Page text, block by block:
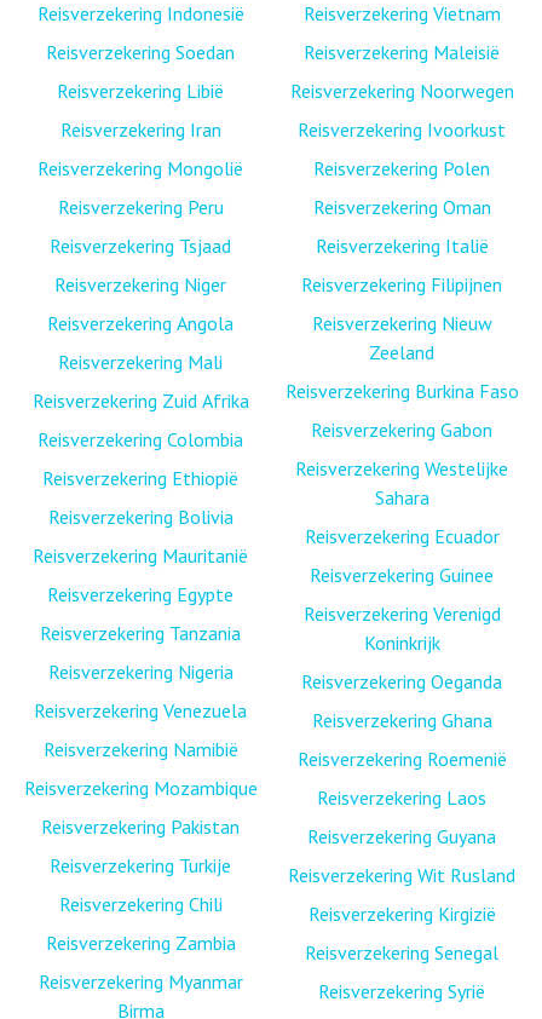
Reisverzekering Indonesië
Reisverzekering Soedan
Reisverzekering Libië
Reisverzekering Iran
Reisverzekering Mongolië
Reisverzekering Peru
Reisverzekering Tsjaad
Reisverzekering Niger
Reisverzekering Angola
Reisverzekering Mali
Reisverzekering Zuid Afrika
Reisverzekering Colombia
Reisverzekering Ethiopië
Reisverzekering Bolivia
Reisverzekering Mauritanië
Reisverzekering Egypte
Reisverzekering Tanzania
Reisverzekering Nigeria
Reisverzekering Venezuela
Reisverzekering Namibië
Reisverzekering Mozambique
Reisverzekering Pakistan
Reisverzekering Turkije
Reisverzekering Chili
Reisverzekering Zambia
Reisverzekering Myanmar
Birma
Reisverzekering Vietnam
Reisverzekering Maleisië
Reisverzekering Noorwegen
Reisverzekering Ivoorkust
Reisverzekering Polen
Reisverzekering Oman
Reisverzekering Italië
Reisverzekering Filipijnen
Reisverzekering Nieuw
Zeeland
Reisverzekering Burkina Faso
Reisverzekering Gabon
Reisverzekering Westelijke
Sahara
Reisverzekering Ecuador
Reisverzekering Guinee
Reisverzekering Verenigd
Koninkrijk
Reisverzekering Oeganda
Reisverzekering Ghana
Reisverzekering Roemenië
Reisverzekering Laos
Reisverzekering Guyana
Reisverzekering Wit Rusland
Reisverzekering Kirgizië
Reisverzekering Senegal
Reisverzekering Syrië